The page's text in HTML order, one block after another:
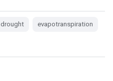
drought evapotranspiration